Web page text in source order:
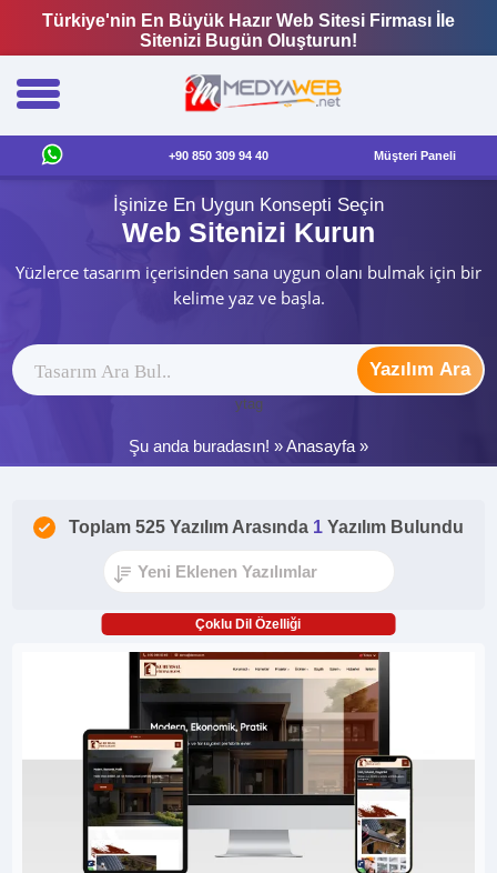
Türkiye'nin En Büyük Hazır Web Sitesi Firması İle
Sitenizi Bugün Oluşturun!
+90 850 309 94 40 Müşteri Paneli
İşinize En Uygun Konsepti Seçin
Web Sitenizi Kurun
Yüzlerce tasarım içerisinden sana uygun olanı bulmak için bir
kelime yaz ve başla.
Yazılım Ara
ytag
Şu anda buradasın! »Anasayfa »
Toplam 525 Yazılım Arasında 1 Yazılım Bulundu
Çoklu Dil Özelliği